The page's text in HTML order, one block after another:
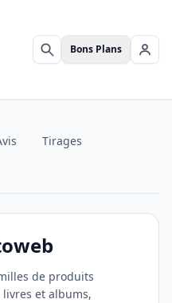
Rechercher
Bons Plans Se
Tirages
de produits
et albums,